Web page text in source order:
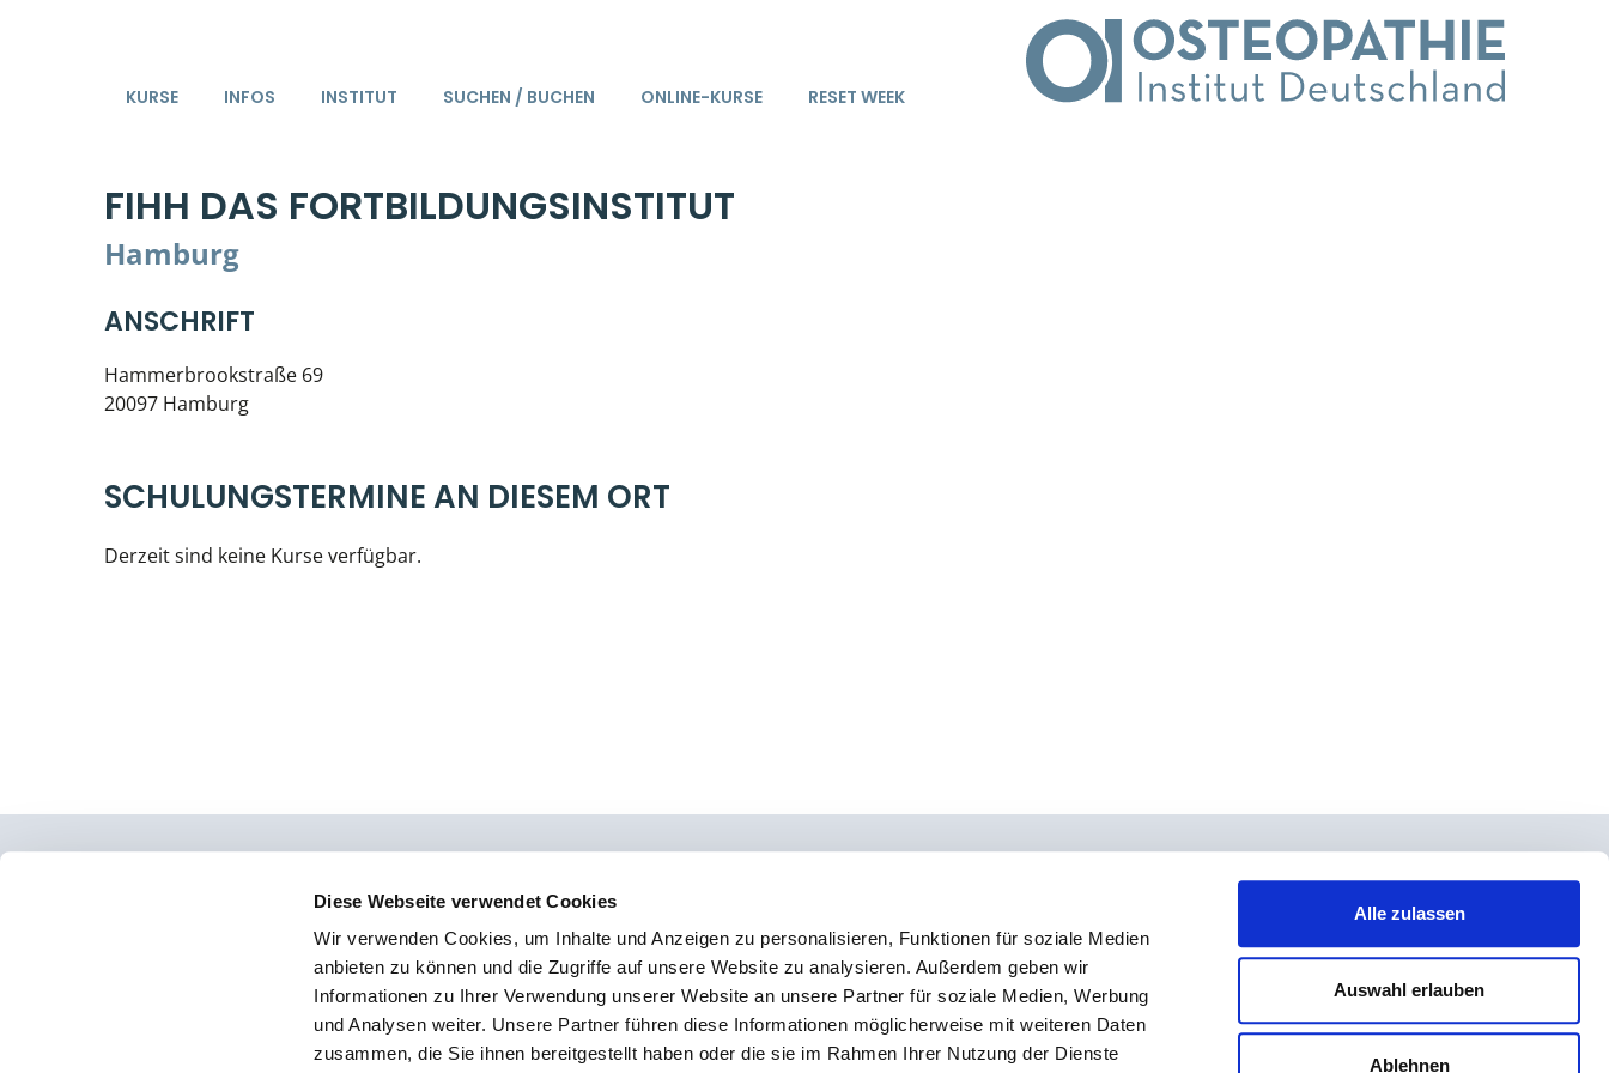
Diese Webseite verwendet Cookies
Wir verwenden Cookies, um Inhalte und Anzeigen zu personalisieren, Funktionen für soziale Medien
anbieten zu können und die Zugriffe auf unsere Website zu analysieren. Außerdem geben wir
Informationen zu Ihrer Verwendung unserer Website an unsere Partner für soziale Medien, Werbung
und Analysen weiter. Unsere Partner führen diese Informationen möglicherweise mit weiteren Daten
zusammen, die Sie ihnen bereitgestellt haben oder die sie im Rahmen Ihrer Nutzung der Dienste
Alle zulassen
Auswahl erlauben
Ablehnen
KURSE INFOS INSTITUT SUCHEN / BUCHEN ONLINE-KURSE RESET WEEK
FIHH DAS FORTBILDUNGSINSTITUT
Hamburg
ANSCHRIFT
Hammerbrookstraße 69
20097 Hamburg
SCHULUNGSTERMINE AN DIESEM ORT
Derzeit sind keine Kurse verfügbar.
Konrad-Adenauer-Straße 6
0451 - 4 79 95 0
info@osteopathie-institut-deutschland.de
Kontakt
Storno- und Teilnahmebedingungen
Impressum
Datenschutz